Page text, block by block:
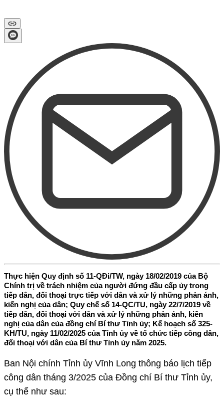
Thực hiện Quy định số 11-QĐi/TW, ngày 18/02/2019 của Bộ
Chính trị về trách nhiệm của người đứng đầu cấp ủy trong
tiếp dân, đối thoại trực tiếp với dân và xử lý những phản ánh,
kiến nghị của dân; Quy chế số 14-QC/TU, ngày 22/7/2019 về
tiếp dân, đối thoại với dân và xử lý những phản ánh, kiến
nghị của dân của đồng chí Bí thư Tỉnh ủy; Kế hoạch số 325-
KH/TU, ngày 11/02/2025 của Tỉnh ủy về tổ chức tiếp công dân,
đối thoại với dân của Bí thư Tỉnh ủy năm 2025.
Ban Nội chính Tỉnh ủy Vĩnh Long thông báo lịch tiếp
công dân tháng 3/2025 của Đồng chí Bí thư Tỉnh ủy,
cụ thể như sau: